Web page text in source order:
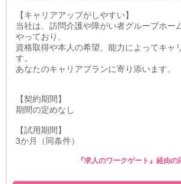
【キャリアアップがしやすい】
当社は、訪問介護や障がい者グループホー
やっており、
資格取得や本人の希望、能力によってキャ
す。
あなたのキャリアプランに寄り添います。
【契約期間】
期間の定めなし
【試用期間】
3か月（同条件）
『求人のワークゲート』経由の